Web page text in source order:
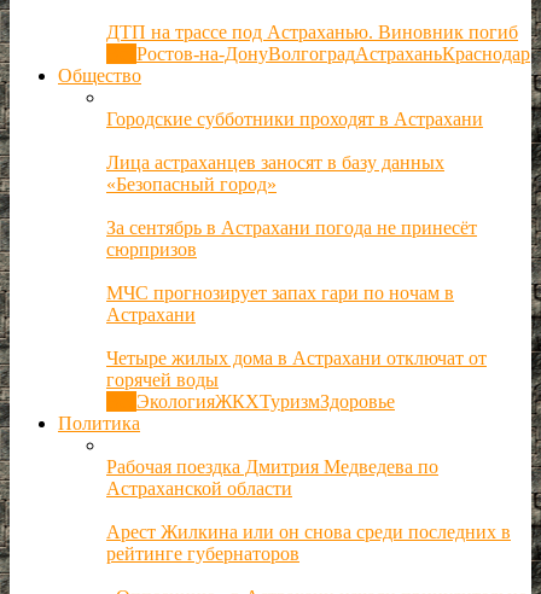
ДТП на трассе под Астраханью. Виновник погиб
Ростов-на-ДонуВолгоградАстраханьКраснодар
Общество
Городские субботники проходят в Астрахани
Лица астраханцев заносят в базу данных
«Безопасный город»
За сентябрь в Астрахани погода не принесёт
сюрпризов
МЧС прогнозирует запах гари по ночам в
Астрахани
Четыре жилых дома в Астрахани отключат от
горячей воды
ЭкологияЖКХТуризмЗдоровье
Политика
Рабочая поездка Дмитрия Медведева по
Астраханской области
Арест Жилкина или он снова среди последних в
рейтинге губернаторов